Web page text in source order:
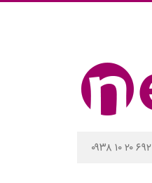
۰۹۳۸ ۱۰ ۲۰ ۶۹۲